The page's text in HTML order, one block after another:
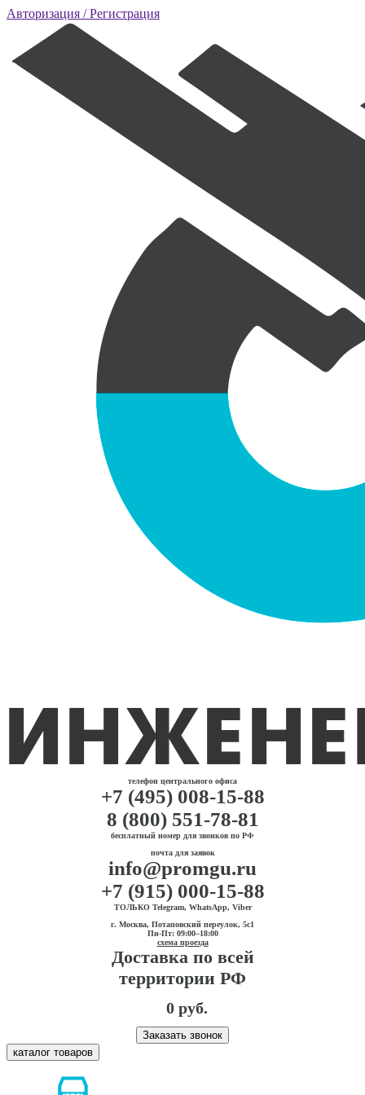
Авторизация / Регистрация
телефон центрального офиса
+7 (495) 008-15-88
8 (800) 551-78-81
бесплатный номер для звонков по РФ
почта для заявок
info@promgu.ru
+7 (915) 000-15-88
ТОЛЬКО Telegram, WhatsApp, Viber
г. Москва, Потаповский переулок, 5с1
Пн-Пт: 09:00–18:00
схема проезда
Доставка по всей
территории РФ
0 руб.
Заказать звонок
каталог товаров